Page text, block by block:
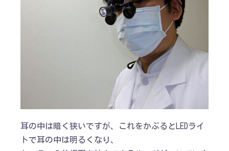
耳の中は暗く狭いですが、これをかぶるとLEDライ
トで耳の中は明るくなり、